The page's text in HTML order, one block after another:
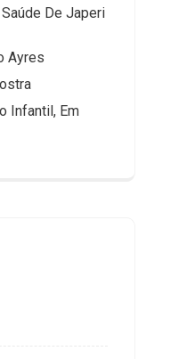
De Japeri
Ayres
Infantil, Em